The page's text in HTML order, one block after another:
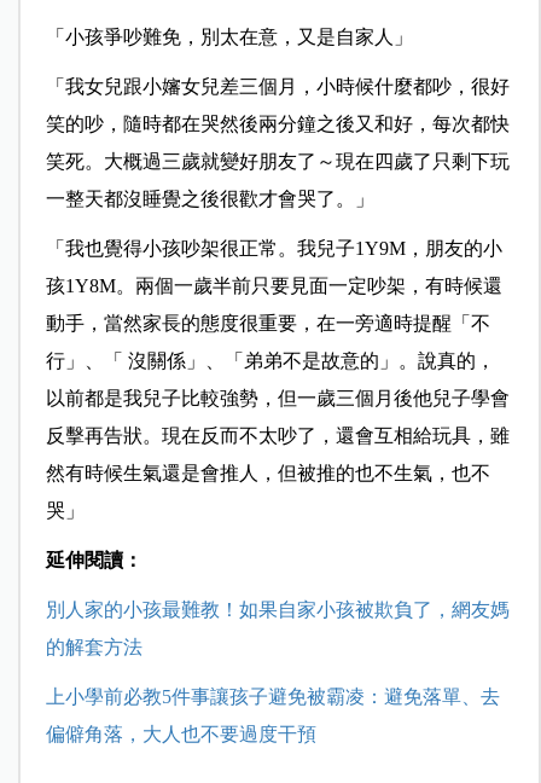
「小孩爭吵難免，別太在意，又是自家人」
「我女兒跟小嬸女兒差三個月，小時候什麼都吵，很好
笑的吵，隨時都在哭然後兩分鐘之後又和好，每次都快
笑死。大概過三歲就變好朋友了～現在四歲了只剩下玩
一整天都沒睡覺之後很歡才會哭了。」
「我也覺得小孩吵架很正常。我兒子1Y9M，朋友的小
孩1Y8M。兩個一歲半前只要見面一定吵架，有時候還
動手，當然家長的態度很重要，在一旁適時提醒「不
行」、「 沒關係」、「弟弟不是故意的」。說真的，
以前都是我兒子比較強勢，但一歲三個月後他兒子學會
反擊再告狀。現在反而不太吵了，還會互相給玩具，雖
然有時候生氣還是會推人，但被推的也不生氣，也不
哭」
延伸閱讀：
別人家的小孩最難教！如果自家小孩被欺負了，網友媽
的解套方法
上小學前必教5件事讓孩子避免被霸凌：避免落單、去
偏僻角落，大人也不要過度干預